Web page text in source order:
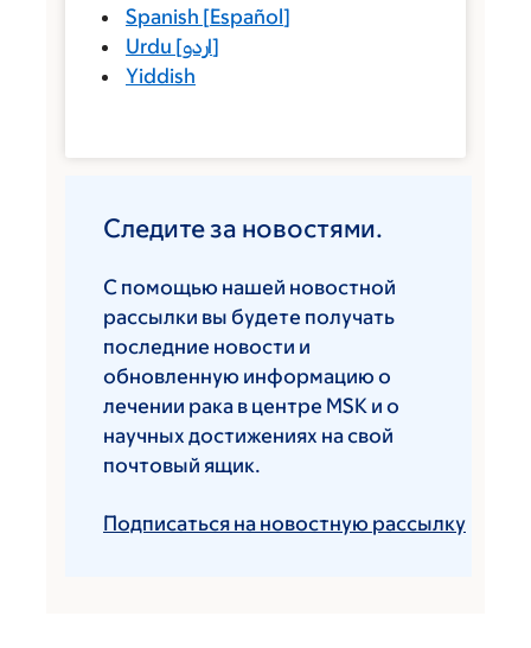
Spanish [Español]
Urdu [اردو]
Yiddish
Следите за новостями.
С помощью нашей новостной
рассылки вы будете получать
последние новости и
обновленную информацию о
лечении рака в центре MSK и о
научных достижениях на свой
почтовый ящик.
Подписаться на новостную рассылку